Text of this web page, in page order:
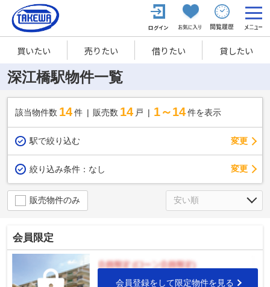
買いたい 売りたい 借りたい 貸したい
深江橋駅物件一覧
該当物件数 14件 販売数 14 戸 1～14 件を表示
駅で絞り込む 変更
絞り込み条件： なし 変更
販売物件のみ
会員限定
会員登録をして限定物件を見る